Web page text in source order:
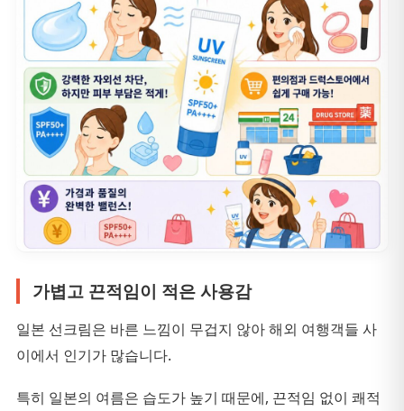
가볍고 끈적임이 적은 사용감
일본 선크림은 바른 느낌이 무겁지 않아 해외 여행객들 사
이에서 인기가 많습니다.
특히 일본의 여름은 습도가 높기 때문에, 끈적임 없이 쾌적